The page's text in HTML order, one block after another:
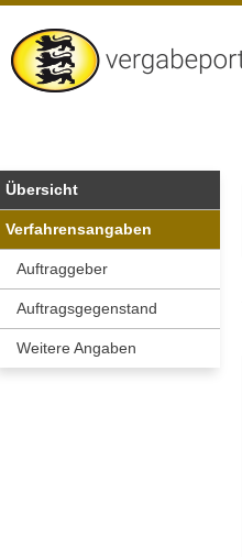
Vergabeportal
Baden-
Wuerttemberg
Übersicht
Verfahrensangaben
Auftraggeber
Auftragsgegenstand
Weitere Angaben